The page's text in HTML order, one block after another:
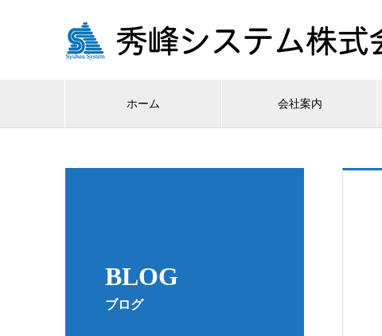
ホーム 会社案内
BLOG
ブログ